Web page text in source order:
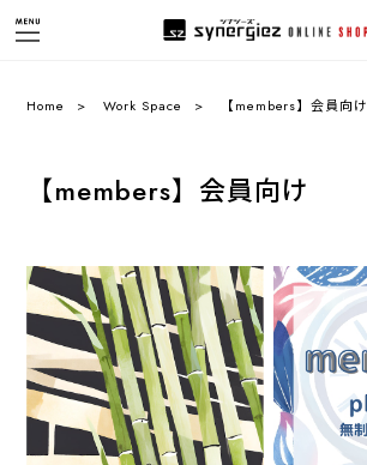
Home Work Space 【members】会員向け
【members】会員向け